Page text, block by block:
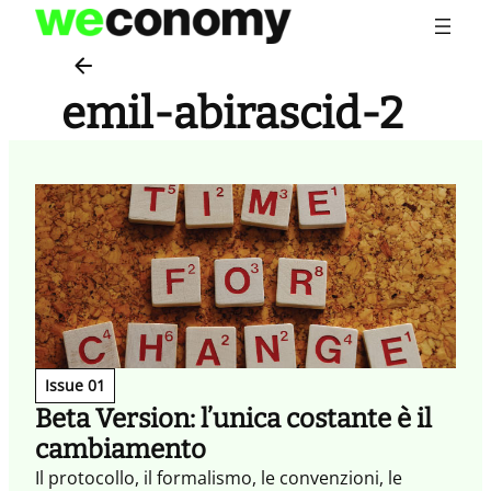
Vai
emil-abirascid-2
Issue 01
Beta Version: l’unica costante è il
cambiamento
Il protocollo, il formalismo, le convenzioni, le